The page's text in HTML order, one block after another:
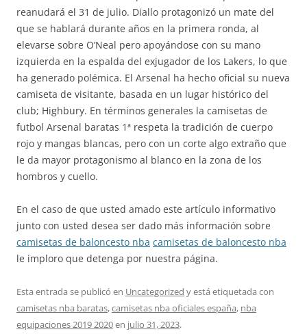
reanudará el 31 de julio. Diallo protagonizó un mate del
que se hablará durante años en la primera ronda, al
elevarse sobre O’Neal pero apoyándose con su mano
izquierda en la espalda del exjugador de los Lakers, lo que
ha generado polémica. El Arsenal ha hecho oficial su nueva
camiseta de visitante, basada en un lugar histórico del
club; Highbury. En términos generales la camisetas de
futbol Arsenal baratas 1ª respeta la tradición de cuerpo
rojo y mangas blancas, pero con un corte algo extraño que
le da mayor protagonismo al blanco en la zona de los
hombros y cuello.
En el caso de que usted amado este artículo informativo
junto con usted desea ser dado más información sobre
camisetas de baloncesto nba camisetas de baloncesto nba
le imploro que detenga por nuestra página.
Esta entrada se publicó en Uncategorized y está etiquetada con
camisetas nba baratas,camisetas nba oficiales españa, nba
equipaciones 2019 2020en julio 31, 2023.